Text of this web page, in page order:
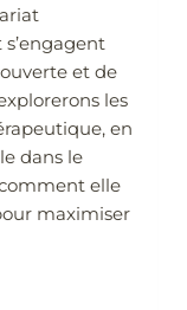
et de
les
en
dans le
elle
maximiser